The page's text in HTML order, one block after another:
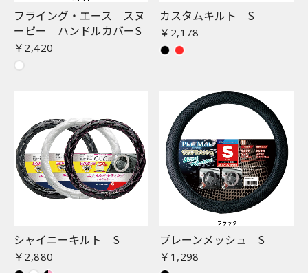
フライング・エース スヌ
ーピー ハンドルカバーS
￥2,420
カスタムキルト S
￥2,178
シャイニーキルト S
￥2,880
プレーンメッシュ S
￥1,298